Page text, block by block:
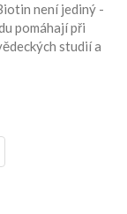
není jediný -
pomáhají při
studií a